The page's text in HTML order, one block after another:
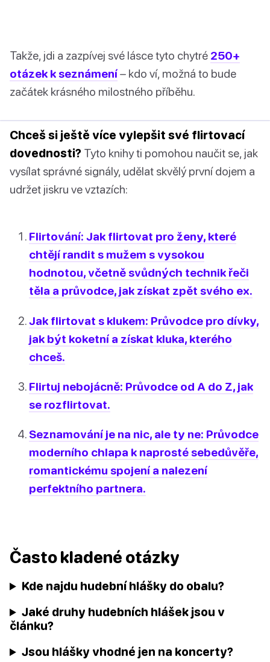
Takže, jdi a zazpívej své lásce tyto chytré 250+
otázek k seznámení– kdo ví, možná to bude
začátek krásného milostného příběhu.
Chceš si ještě více vylepšit své flirtovací
dovednosti? Tyto knihy ti pomohou naučit se, jak
vysílat správné signály, udělat skvělý první dojem a
udržet jiskru ve vztazích:
Flirtování: Jak flirtovat pro ženy, které
chtějí randit s mužem s vysokou
hodnotou, včetně svůdných technik řeči
těla a průvodce, jak získat zpět svého ex.
Jak flirtovat s klukem: Průvodce pro dívky,
jak být koketní a získat kluka, kterého
chceš.
Flirtuj nebojácně: Průvodce od A do Z, jak
se rozflirtovat.
Seznamování je na nic, ale ty ne: Průvodce
moderního chlapa k naprosté sebedůvěře,
romantickému spojení a nalezení
perfektního partnera.
Často kladené otázky
Kde najdu hudební hlášky do obalu?
Jaké druhy hudebních hlášek jsou v
článku?
Jsou hlášky vhodné jen na koncerty?